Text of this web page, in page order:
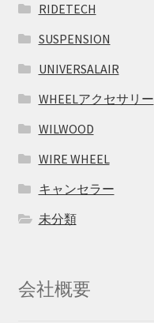
RIDETECH
SUSPENSION
UNIVERSALAIR
WHEELアクセサリー
WILWOOD
WIRE WHEEL
キャンセラー
未分類
会社概要